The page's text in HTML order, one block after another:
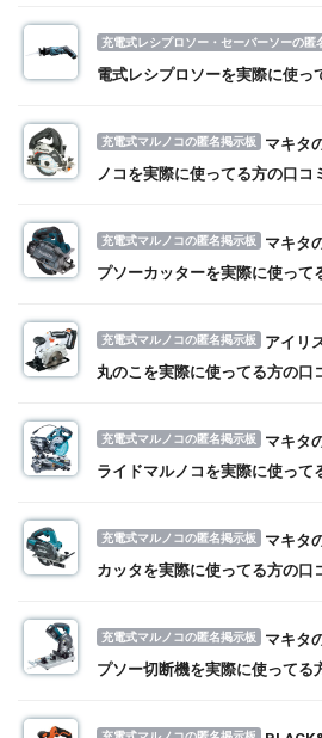
充電式レシプロソー・セーバーソーの匿
電式レシプロソーを実際に使っ
充電式マルノコの匿名掲示板
マキタ
ノコを実際に使ってる方の口コ
充電式マルノコの匿名掲示板
マキタ
プソーカッターを実際に使って
充電式マルノコの匿名掲示板
アイリ
丸のこを実際に使ってる方の口
充電式マルノコの匿名掲示板
マキタ
ライドマルノコを実際に使って
充電式マルノコの匿名掲示板
マキタ
カッタを実際に使ってる方の口
充電式マルノコの匿名掲示板
マキタ
プソー切断機を実際に使ってる